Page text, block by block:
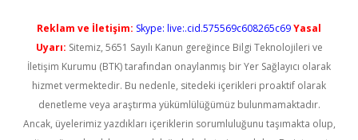
Reklam ve İletişim: Skype: live:.cid.575569c608265c69Yasal
Uyarı: Sitemiz, 5651 Sayılı Kanun gereğince Bilgi Teknolojileri ve
İletişim Kurumu (BTK) tarafından onaylanmış bir Yer Sağlayıcı olarak
hizmet vermektedir. Bu nedenle, sitedeki içerikleri proaktif olarak
denetleme veya araştırma yükümlülüğümüz bulunmamaktadır.
Ancak, üyelerimiz yazdıkları içeriklerin sorumluluğunu taşımakta olup,